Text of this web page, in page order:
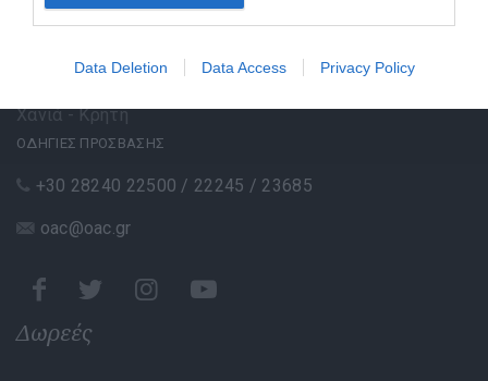
Data Deletion Data Access Privacy Policy
Επικοινωνία
Χανιά - Κρήτη
ΟΔΗΓΙΕΣ ΠΡΟΣΒΑΣΗΣ
+30 28240 22500 / 22245 / 23685
oac@oac.gr
Δωρεές